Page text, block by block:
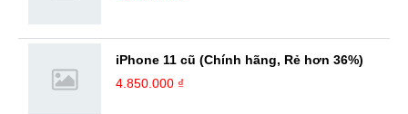
iPhone 11 cũ (Chính hãng, Rẻ hơn 36%)
4.850.000 ₫